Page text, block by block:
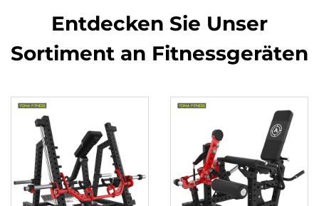
Entdecken Sie Unser
Sortiment an Fitnessgeräten